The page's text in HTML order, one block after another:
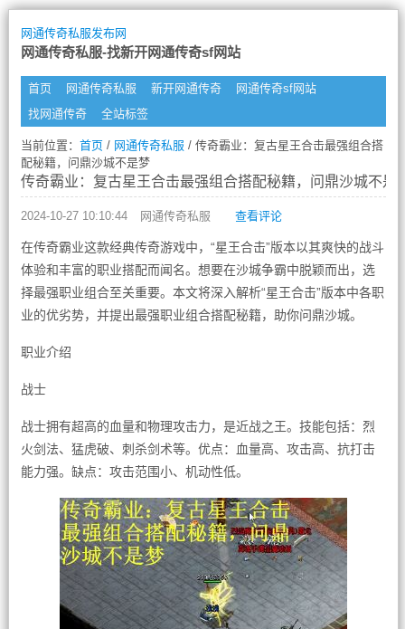
网通传奇私服发布网
网通传奇私服-找新开网通传奇sf网站
首页 网通传奇私服 新开网通传奇
网通传奇sf网站
找网通传奇
全站标签
当前位置： 首页/ 网通传奇私服 / 传奇霸业：复古星王合击最强组合搭
配秘籍，问鼎沙城不是梦
传奇霸业：复古星王合击最强组合搭配秘籍，问鼎沙城不是
2024-10-27 10:10:44 网通传奇私服 查看评论
在传奇霸业这款经典传奇游戏中，“星王合击”版本以其爽快的战斗
体验和丰富的职业搭配而闻名。想要在沙城争霸中脱颖而出，选
择最强职业组合至关重要。本文将深入解析“星王合击”版本中各职
业的优劣势，并提出最强职业组合搭配秘籍，助你问鼎沙城。
职业介绍
战士
战士拥有超高的血量和物理攻击力，是近战之王。技能包括：烈
火剑法、猛虎破、刺杀剑术等。优点：血量高、攻击高、抗打击
能力强。缺点：攻击范围小、机动性低。